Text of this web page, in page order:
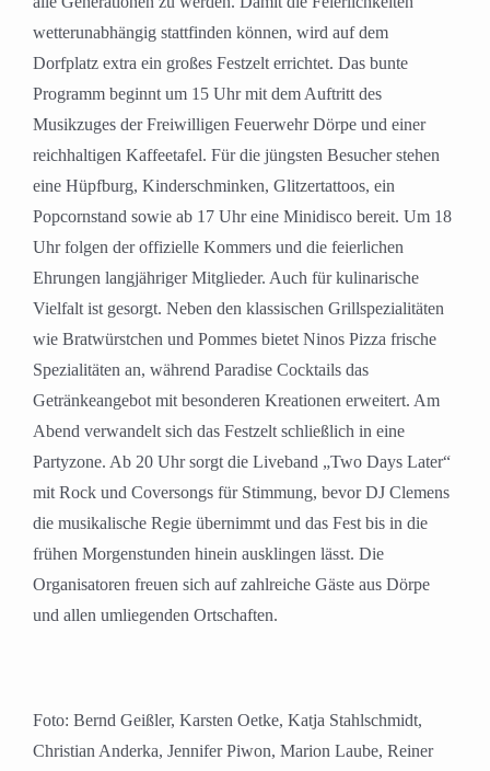
wetterunabhängig stattfinden können, wird auf dem
Dorfplatz extra ein großes Festzelt errichtet. Das bunte
Programm beginnt um 15 Uhr mit dem Auftritt des
Musikzuges der Freiwilligen Feuerwehr Dörpe und einer
reichhaltigen Kaffeetafel. Für die jüngsten Besucher stehen
eine Hüpfburg, Kinderschminken, Glitzertattoos, ein
Popcornstand sowie ab 17 Uhr eine Minidisco bereit. Um 18
Uhr folgen der offizielle Kommers und die feierlichen
Ehrungen langjähriger Mitglieder. Auch für kulinarische
Vielfalt ist gesorgt. Neben den klassischen Grillspezialitäten
wie Bratwürstchen und Pommes bietet Ninos Pizza frische
Spezialitäten an, während Paradise Cocktails das
Getränkeangebot mit besonderen Kreationen erweitert. Am
Abend verwandelt sich das Festzelt schließlich in eine
Partyzone. Ab 20 Uhr sorgt die Liveband „Two Days Later“
mit Rock und Coversongs für Stimmung, bevor DJ Clemens
die musikalische Regie übernimmt und das Fest bis in die
frühen Morgenstunden hinein ausklingen lässt. Die
Organisatoren freuen sich auf zahlreiche Gäste aus Dörpe
und allen umliegenden Ortschaften.
Foto: Bernd Geißler, Karsten Oetke, Katja Stahlschmidt,
Christian Anderka, Jennifer Piwon, Marion Laube, Reiner